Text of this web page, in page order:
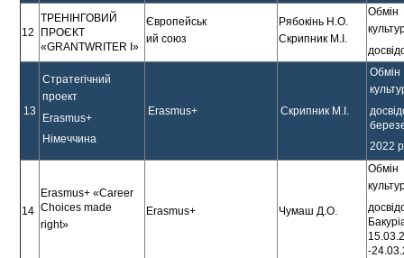
12
ТРЕНІНГОВИЙ
ПРОЄКТ
«GRANTWRITER I»
Європейськ
ий союз
Рябокінь Н.О.
Скрипник М.І.
Обмін
13
Cтратегічний
проект
Erasmus+
Німеччина
Erasmus+ Скрипник М.І.
Обмін
2022
14
Erasmus+ «Career
Choices made
right»
Erasmus+ Чумаш Д.О.
Обмін
-